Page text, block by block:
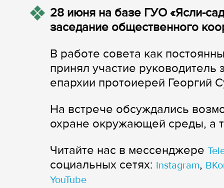
28 июня на базе ГУО «Ясли-
заседание общественного
В работе совета как
принял участие руководитель
епархии протоиерей Георгий
На встрече обсуждались
охране окружающей среды, а
Читайте нас в мессенджере
cоциальных сетях: Instagram,
YouTube